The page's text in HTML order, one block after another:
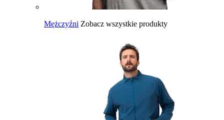
Mężczyźni Zobacz wszystkie produkty